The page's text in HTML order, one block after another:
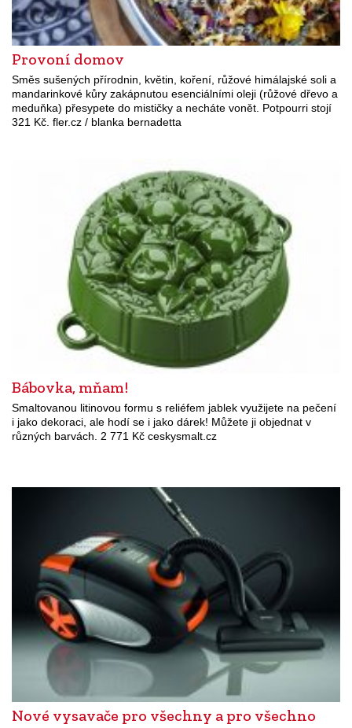
Provoní domov
Směs sušených přírodnin, květin, koření, růžové himálajské soli a
mandarinkové kůry zakápnutou esenciálními oleji (růžové dřevo a
meduňka) přesypete do mističky a necháte vonět. Potpourri stojí
321 Kč. fler.cz / blanka bernadetta
Bábovka, mňam!
Smaltovanou litinovou formu s reliéfem jablek využijete na pečení
i jako dekoraci, ale hodí se i jako dárek! Můžete ji objednat v
různých barvách. 2 771 Kč ceskysmalt.cz
Nové vysavače pro všechny a pro všechno